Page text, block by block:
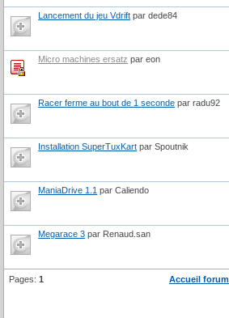
Lancement du jeu Vdrift par dede84
Micro machines ersatz par eon
Racer ferme au bout de 1 seconde par radu92
Installation SuperTuxKart par Spoutnik
ManiaDrive 1.1 par Caliendo
Megarace 3 par Renaud.san
Pages: 1 Accueil